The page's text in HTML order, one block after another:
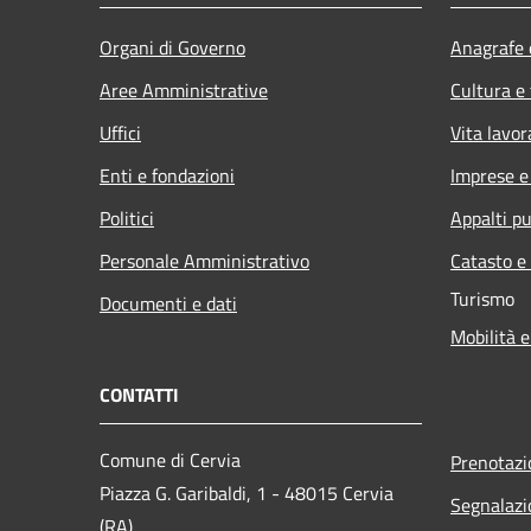
Organi di Governo
Aree Amministrative
Uffici
Enti e fondazioni
Politici
Personale Amministrativo
Documenti e dati
Cultura
Vita
Imprese
Appalti
Catasto
Turismo
Mobilità
CONTATTI
Comune di Cervia
Piazza G. Garibaldi, 1 - 48015 Cervia